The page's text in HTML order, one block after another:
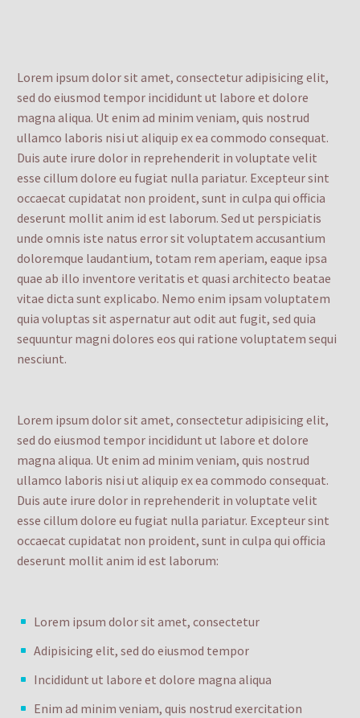
Lorem ipsum dolor sit amet, consectetur adipisicing elit,
sed do eiusmod tempor incididunt ut labore et dolore
magna aliqua. Ut enim ad minim veniam, quis nostrud
ullamco laboris nisi ut aliquip ex ea commodo consequat.
Duis aute irure dolor in reprehenderit in voluptate velit
esse cillum dolore eu fugiat nulla pariatur. Excepteur sint
occaecat cupidatat non proident, sunt in culpa qui officia
deserunt mollit anim id est laborum. Sed ut perspiciatis
unde omnis iste natus error sit voluptatem accusantium
doloremque laudantium, totam rem aperiam, eaque ipsa
quae ab illo inventore veritatis et quasi architecto beatae
vitae dicta sunt explicabo. Nemo enim ipsam voluptatem
quia voluptas sit aspernatur aut odit aut fugit, sed quia
sequuntur magni dolores eos qui ratione voluptatem sequi
nesciunt.
Lorem ipsum dolor sit amet, consectetur adipisicing elit,
sed do eiusmod tempor incididunt ut labore et dolore
magna aliqua. Ut enim ad minim veniam, quis nostrud
ullamco laboris nisi ut aliquip ex ea commodo consequat.
Duis aute irure dolor in reprehenderit in voluptate velit
esse cillum dolore eu fugiat nulla pariatur. Excepteur sint
occaecat cupidatat non proident, sunt in culpa qui officia
deserunt mollit anim id est laborum:
Lorem ipsum dolor sit amet, consectetur
Adipisicing elit, sed do eiusmod tempor
Incididunt ut labore et dolore magna aliqua
Enim ad minim veniam, quis nostrud exercitation